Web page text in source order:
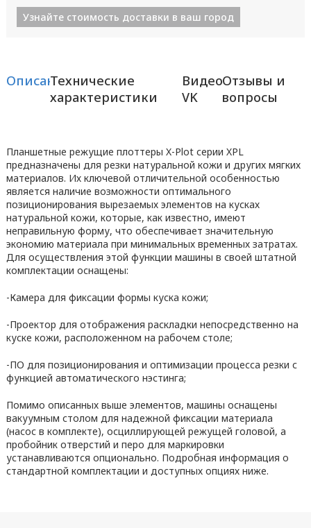
Узнайте стоимость доставки в ваш город
ОписаниеТехнические
характеристики
Видео
VK
Отзывы и
вопросы
Планшетные режущие плоттеры X-Plot серии XPL
предназначены для резки натуральной кожи и других мягких
материалов. Их ключевой отличительной особенностью
является наличие возможности оптимального
позиционирования вырезаемых элементов на кусках
натуральной кожи, которые, как известно, имеют
неправильную форму, что обеспечивает значительную
экономию материала при минимальных временных затратах.
Для осуществления этой функции машины в своей штатной
комплектации оснащены:
-Камера для фиксации формы куска кожи;
-Проектор для отображения раскладки непосредственно на
куске кожи, расположенном на рабочем столе;
-ПО для позиционирования и оптимизации процесса резки с
функцией автоматического нэстинга;
Помимо описанных выше элементов, машины оснащены
вакуумным столом для надежной фиксации материала
(насос в комплекте), осциллирующей режущей головой, а
пробойник отверстий и перо для маркировки
устанавливаются опционально. Подробная информация о
стандартной комплектации и доступных опциях ниже.